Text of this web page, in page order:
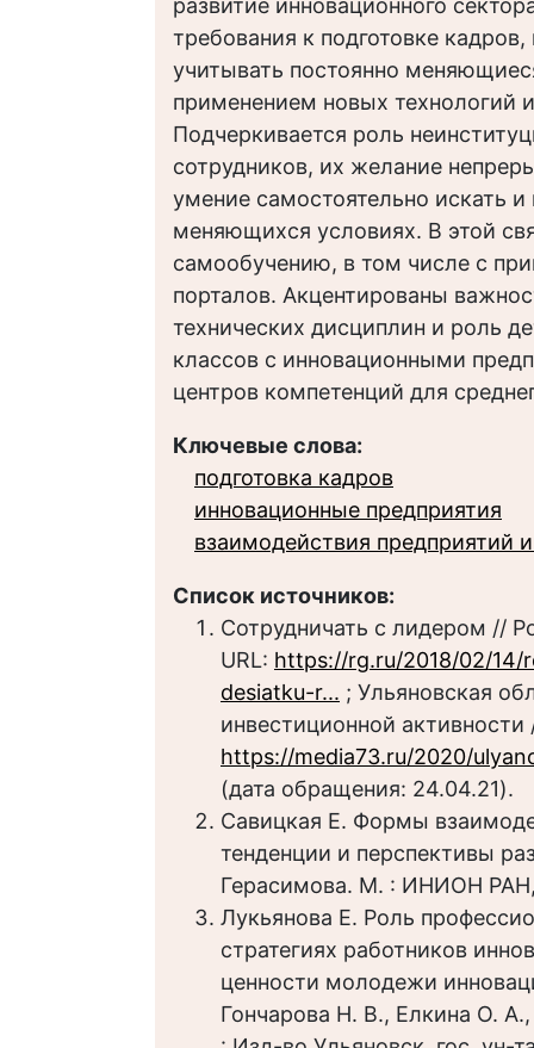
развитие инновационного
требования к подготовке
учитывать постоянно
применением новых технологий
Подчеркивается роль
сотрудников, их желание
умение самостоятельно искать
меняющихся условиях. В этой
самообучению, в том числе с
порталов. Акцентированы
технических дисциплин и роль
классов с инновационными
центров компетенций для
Ключевые слова:
подготовка кадров
инновационные предприятия
взаимодействия предприятий
Список источников:
Сотрудничать с лидером //
URL: https://rg.ru/2018/02/
desiatku-r... ; Ульяновская
инвестиционной
https://media73.ru/2020/
(дата обращения: 24.04.21).
Савицкая Е. Формы
тенденции и перспективы
Герасимова. М. : ИНИОН РАН,
Лукьянова Е. Роль
стратегиях работников
ценности молодежи
Гончарова Н. В., Елкина О.